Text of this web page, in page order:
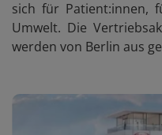
sich für Patient:innen,
Umwelt. Die
werden von Berlin aus